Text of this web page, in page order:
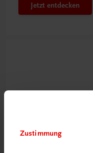
Zustimmung
Jetzt entdecken